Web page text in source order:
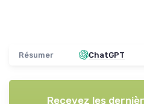
Résumer ChatGPT
Recevez les